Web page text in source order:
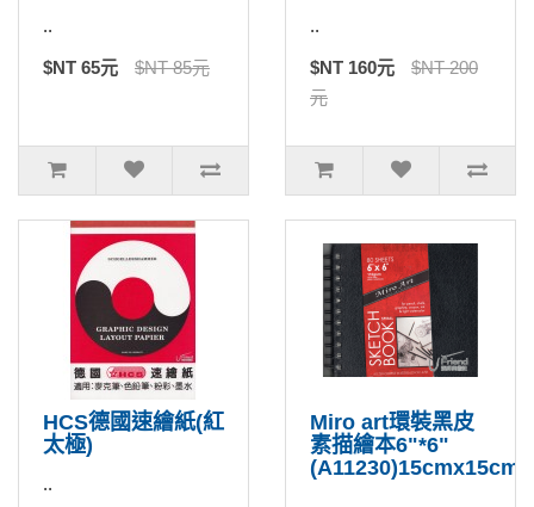
..
$NT 65元 $NT 85元
..
$NT 160元
$NT 200
元
HCS德國速繪紙(紅
太極)
..
Miro art環裝黑皮
素描繪本6"*6"
(A11230)15cmx15cm